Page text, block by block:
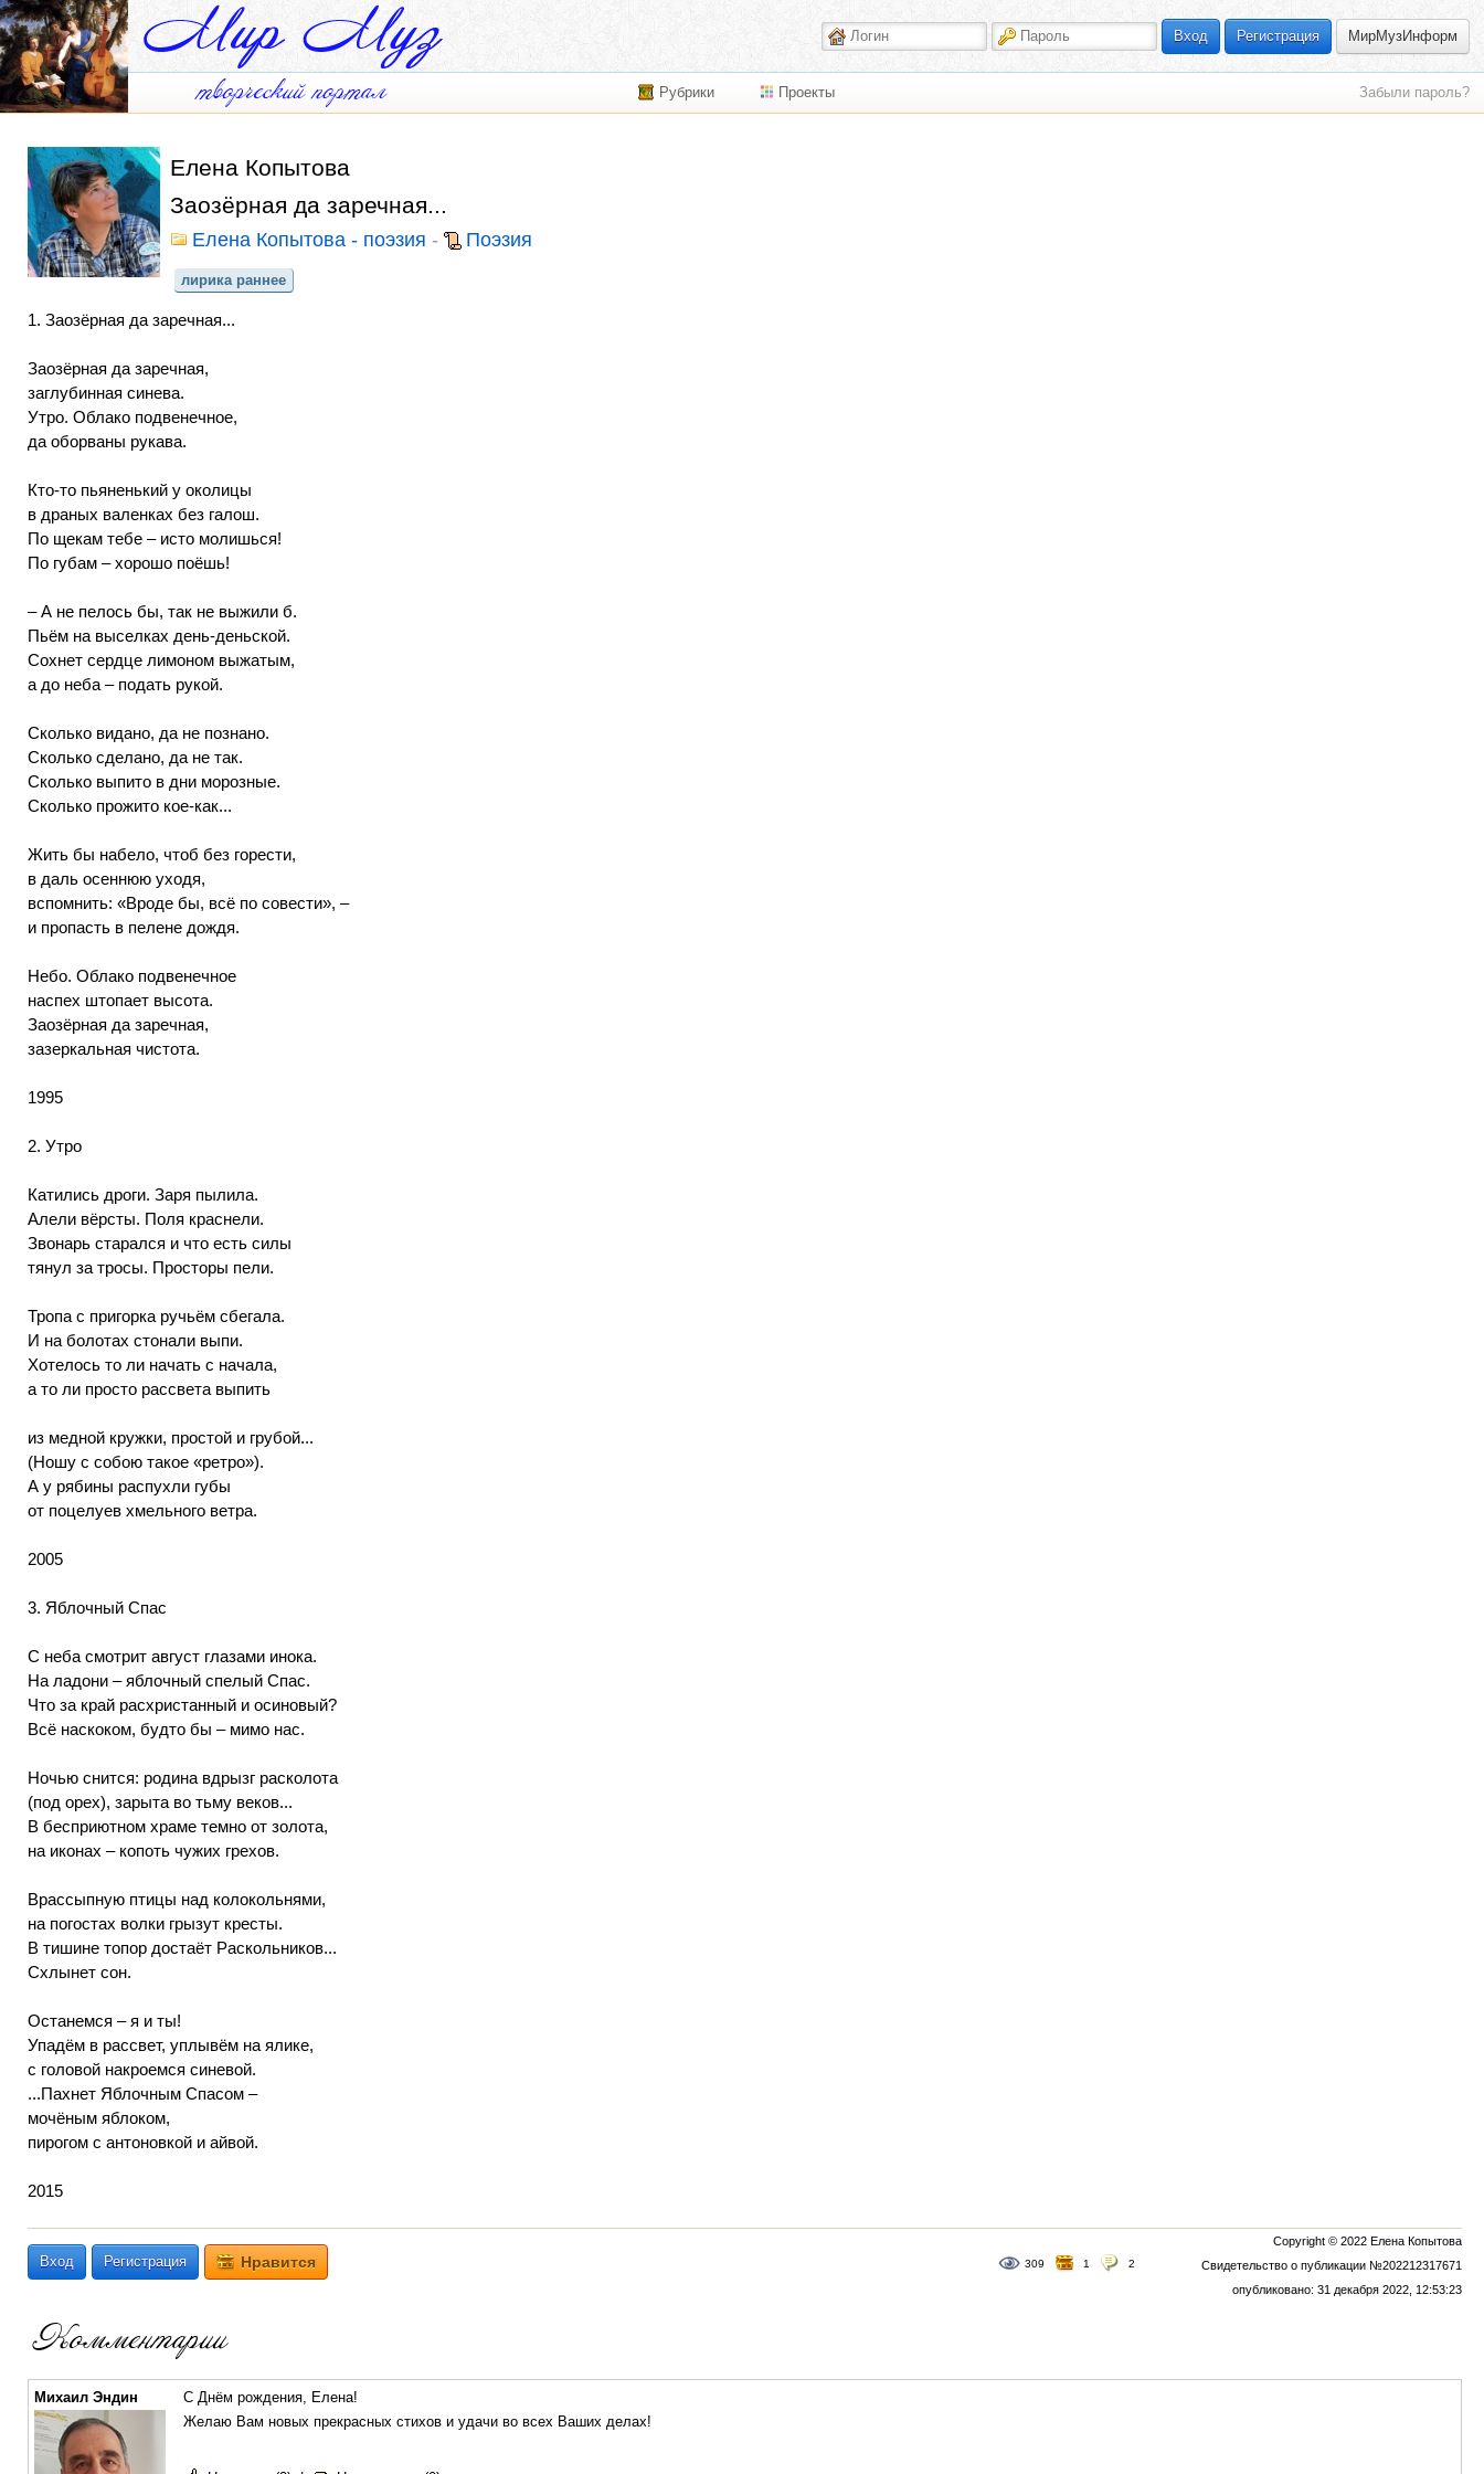
Вход Регистрация МирМузИнформ
Рубрики Проекты Забыли пароль?
Елена Копытова
Заозёрная да заречная...
Елена Копытова - поэзия - Поэзия
лирика раннее
1. Заозёрная да заречная...
Заозёрная да заречная,
заглубинная синева.
Утро. Облако подвенечное,
да оборваны рукава.
Кто-то пьяненький у околицы
в драных валенках без галош.
По щекам тебе – исто молишься!
По губам – хорошо поёшь!
– А не пелось бы, так не выжили б.
Пьём на выселках день-деньской.
Сохнет сердце лимоном выжатым,
а до неба – подать рукой.
Сколько видано, да не познано.
Сколько сделано, да не так.
Сколько выпито в дни морозные.
Сколько прожито кое-как...
Жить бы набело, чтоб без горести,
в даль осеннюю уходя,
вспомнить: «Вроде бы, всё по совести», –
и пропасть в пелене дождя.
Небо. Облако подвенечное
наспех штопает высота.
Заозёрная да заречная,
зазеркальная чистота.
1995
2. Утро
Катились дроги. Заря пылила.
Алели вёрсты. Поля краснели.
Звонарь старался и что есть силы
тянул за тросы. Просторы пели.
Тропа с пригорка ручьём сбегала.
И на болотах стонали выпи.
Хотелось то ли начать с начала,
а то ли просто рассвета выпить
из медной кружки, простой и грубой...
(Ношу с собою такое «ретро»).
А у рябины распухли губы
от поцелуев хмельного ветра.
2005
3. Яблочный Спас
С неба смотрит август глазами инока.
На ладони – яблочный спелый Спас.
Что за край расхристанный и осиновый?
Всё наскоком, будто бы – мимо нас.
Ночью снится: родина вдрызг расколота
(под орех), зарыта во тьму веков...
В бесприютном храме темно от золота,
на иконах – копоть чужих грехов.
Врассыпную птицы над колокольнями,
на погостах волки грызут кресты.
В тишине топор достаёт Раскольников...
Схлынет сон.
Останемся – я и ты!
Упадём в рассвет, уплывём на ялике,
с головой накроемся синевой.
...Пахнет Яблочным Спасом –
мочёным яблоком,
пирогом с антоновкой и айвой.
2015
Copyright © 2022 Елена Копытова
Свидетельство о публикации №202212317671
опубликовано: 31 декабря 2022, 12:53:23
309 1 2
Вход Регистрация Нравится
Михаил Эндин
С Днём рождения, Елена!
Желаю Вам новых прекрасных стихов и удачи во всех Ваших делах!